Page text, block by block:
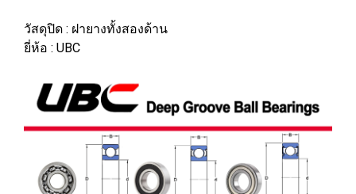
วัสดุปิด : ฝายางทั้งสองด้าน
ยี่ห้อ : UBC